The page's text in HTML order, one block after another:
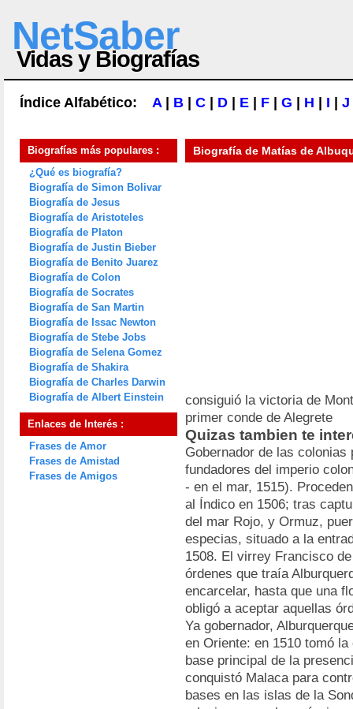
NetSaber
Vidas y Biografías
Índice Alfabético: A| B C D E F G H I J
Biografías más populares :
¿Qué es biografía?
Biografía de Simon Bolivar
Biografía de Jesus
Biografía de Aristoteles
Biografía de Platon
Biografía de Justin Bieber
Biografía de Benito Juarez
Biografía de Colon
Biografía de Socrates
Biografía de San Martin
Biografía de Issac Newton
Biografía de Stebe Jobs
Biografía de Selena Gomez
Biografía de Shakira
Biografía de Charles Darwin
Biografía de Albert Einstein
Enlaces de Interés :
Frases de Amor
Frases de Amistad
Frases de Amigos
Biografía de Matías de
consiguió la victoria de
primer conde de Alegrete
Quizas tambien te
Gobernador de las
fundadores del imperio
- en el mar, 1515).
al Índico en 1506; tras
del mar Rojo, y Ormuz,
especias, situado a la
1508. El virrey Francisco
órdenes que traía
encarcelar, hasta que una
obligó a aceptar aquellas
Ya gobernador,
en Oriente: en 1510 tomó
base principal de la
conquistó Malaca para
bases en las islas de la